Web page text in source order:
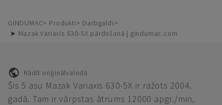
GINDUMAC Produkti
Darbgaldi
➤ Mazak Variaxis 630-5X pārdošanā | gindumac.com
Rādīt oriģinālvalodā
Šis 5 asu Mazak Variaxis 630-5X ir ražots 2004.
gadā. Tam ir vārpstas ātrums 12000 apgr./min,